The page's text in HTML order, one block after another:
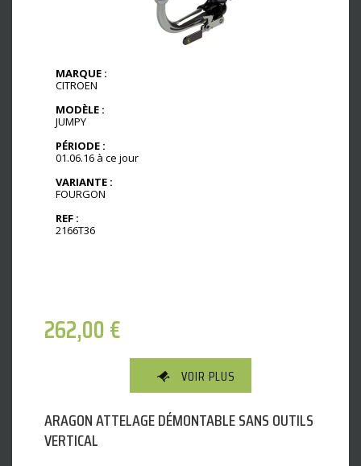
MARQUE :
CITROEN
MODÈLE :
JUMPY
PÉRIODE :
01.06.16 à ce jour
VARIANTE :
FOURGON
REF :
2166T36
262,00€
VOIR PLUS
ARAGON ATTELAGE DÉMONTABLE SANS OUTILS
VERTICAL